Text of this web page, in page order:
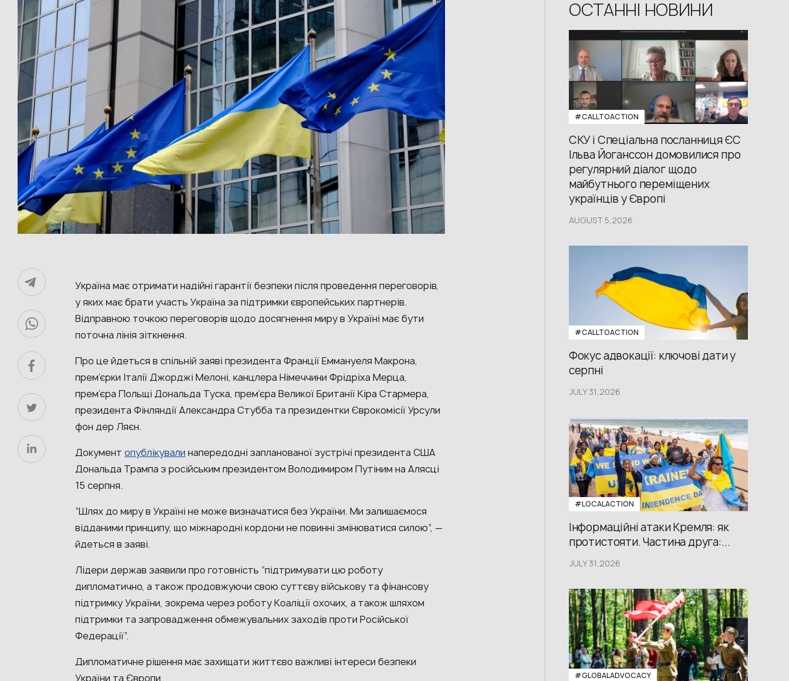
Україна має отримати надійні гарантії безпеки після проведення переговорів,
у яких має брати участь Україна за підтримки європейських партнерів.
Відправною точкою переговорів щодо досягнення миру в Україні має бути
поточна лінія зіткнення.
Про це йдеться в спільній заяві президента Франції Еммануеля Макрона,
прем’єрки Італії Джорджі Мелоні, канцлера Німеччини Фрідріха Мерца,
прем’єра Польщі Дональда Туска, прем’єра Великої Британії Кіра Стармера,
президента Фінляндії Александра Стубба та президентки Єврокомісії Урсули
фон дер Ляєн.
Документ опублікували напередодні запланованої зустрічі президента США
Дональда Трампа з російським президентом Володимиром Путіним на Алясці
15 серпня.
“Шлях до миру в Україні не може визначатися без України. Ми залишаємося
відданими принципу, що міжнародні кордони не повинні змінюватися силою”, —
йдеться в заяві.
Лідери держав заявили про готовність “підтримувати цю роботу
дипломатично, а також продовжуючи свою суттєву військову та фінансову
підтримку України, зокрема через роботу Коаліції охочих, а також шляхом
підтримки та запровадження обмежувальних заходів проти Російської
Федерації”.
Дипломатичне рішення має захищати життєво важливі інтереси безпеки
України та Європи.
ОСТАННІ НОВИНИ
#CALLTOACTION
СКУ і Спеціальна посланниця ЄС
Ільва Йоганссон домовилися про
регулярний діалог щодо
майбутнього переміщених
українців у Європі
AUGUST 5,2026
#CALLTOACTION
Фокус адвокації: ключові дати у
серпні
JULY 31,2026
#LOCALACTION
Інформаційні атаки Кремля: як
протистояти. Частина друга:...
JULY 31,2026
#GLOBALADVOCACY